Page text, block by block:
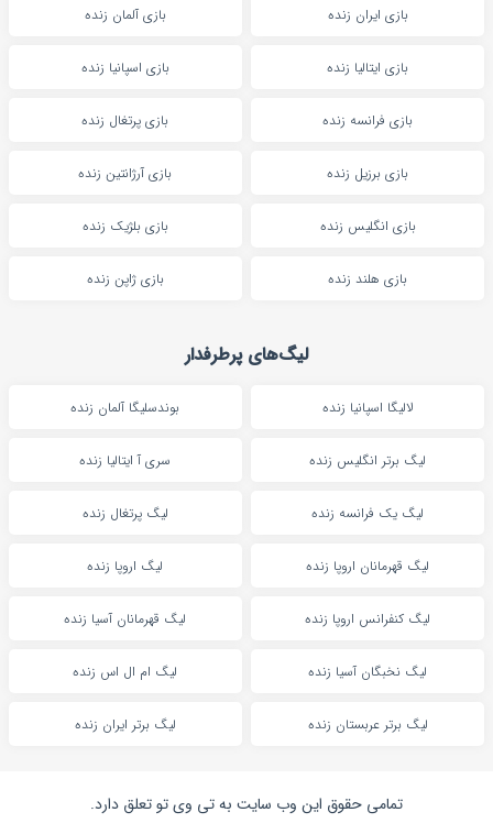
بازی ایران زنده بازی آلمان زنده
بازی ایتالیا زنده بازی اسپانیا زنده
بازی فرانسه زنده بازی پرتغال زنده
بازی برزیل زنده بازی آرژانتین زنده
بازی انگلیس زنده بازی بلژیک زنده
بازی هلند زنده بازی ژاپن زنده
لیگ‌های پرطرفدار
لالیگا اسپانیا زنده بوندسلیگا آلمان زنده
لیگ برتر انگلیس زنده سری آ ایتالیا زنده
لیگ یک فرانسه زنده لیگ پرتغال زنده
لیگ قهرمانان اروپا زنده لیگ اروپا زنده
لیگ کنفرانس اروپا زنده لیگ قهرمانان آسیا زنده
لیگ نخبگان آسیا زنده لیگ ام ال اس زنده
لیگ برتر عربستان زنده لیگ برتر ایران زنده
تمامی حقوق این وب سایت به تی وی تو تعلق دارد.